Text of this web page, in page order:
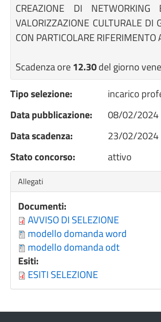
CREAZIONE DI
VALORIZZAZIONE CULTURALE DI
CON PARTICOLARE
Scadenza ore12.30del giorno
Tipo selezione:
incarico
Data pubblicazione:
08/02/2024
Data scadenza:
23/02/2024
Stato concorso:
attivo
Nascondi
Allegati
Documenti:
AVVISO DI SELEZIONE
modello domanda word
modello domanda odt
Esiti:
ESITI SELEZIONE